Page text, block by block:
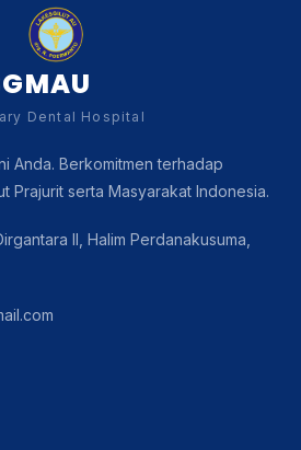
Dental Hospital
Anda. Berkomitmen terhadap
Prajurit serta Masyarakat Indonesia.
II, Halim Perdanakusuma,